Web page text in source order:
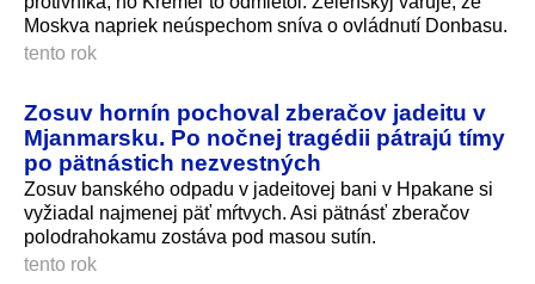
Moskva napriek neúspechom sníva o ovládnutí Donbasu.
tento rok
Zosuv hornín pochoval zberačov jadeitu v
Mjanmarsku. Po nočnej tragédii pátrajú tímy
po pätnástich nezvestných
Zosuv banského odpadu v jadeitovej bani v Hpakane si
vyžiadal najmenej päť mŕtvych. Asi pätnásť zberačov
polodrahokamu zostáva pod masou sutín.
tento rok